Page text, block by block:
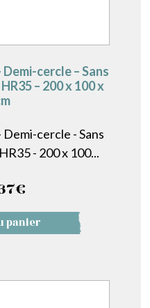
cercle – Sans
– 200 x 100 x
cercle - Sans
- 200 x 100...
€
panier